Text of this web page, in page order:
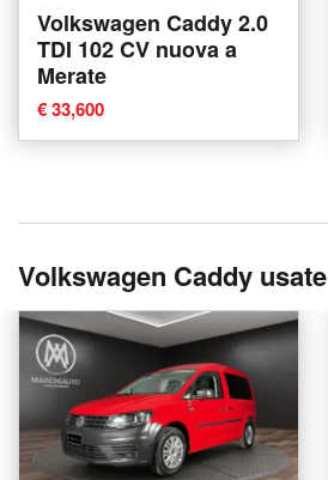
Volkswagen Caddy 2.0
TDI 102 CV nuova a
Merate
€ 33,600
Volkswagen Caddy usate